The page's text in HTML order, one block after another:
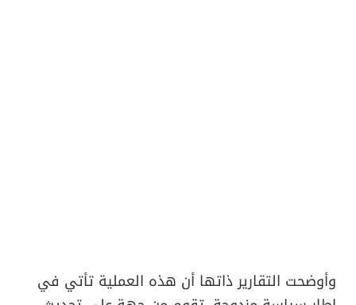
وأوضحت التقارير ذاتها أن هذه العملية تأتي في